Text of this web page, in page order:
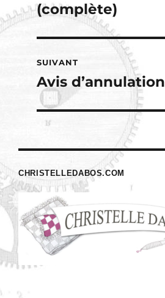
l’article
précédente :
(complète)
SUIVANT
Publication
suivante :
Avis d’annulation
CHRISTELLEDABOS.COM